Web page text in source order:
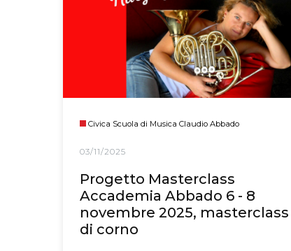
Civica Scuola di Musica Claudio Abbado
03/11/2025
Progetto Masterclass
Accademia Abbado 6 - 8
novembre 2025, masterclass
di corno